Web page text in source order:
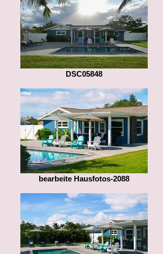
DSC05848
bearbeite Hausfotos-2088